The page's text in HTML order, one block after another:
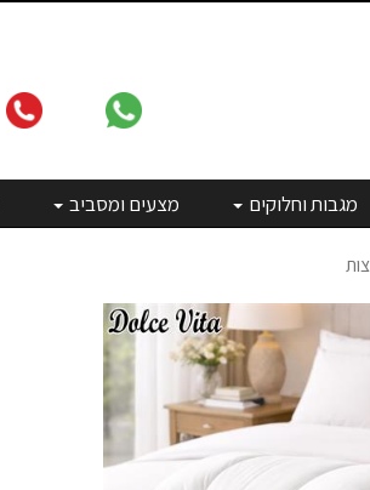
מגבות וחלוקים מצעים ומסביב